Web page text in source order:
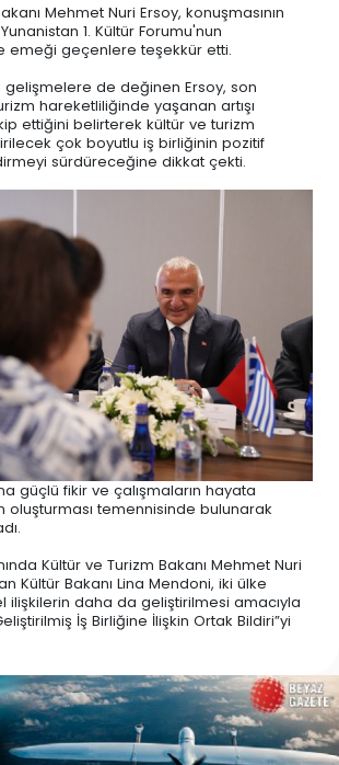
Mehmet Nuri Ersoy, konuşmasının
1. Kültür Forumu'nun
emeği geçenlere teşekkür etti.
gelişmelere de değinen Ersoy, son
hareketliliğinde yaşanan artışı
ettiğini belirterek kültür ve turizm
çok boyutlu iş birliğinin pozitif
sürdüreceğine dikkat çekti.
güçlü fikir ve çalışmaların hayata
temennisinde bulunarak
Kültür ve Turizm Bakanı Mehmet Nuri
Kültür Bakanı Lina Mendoni, iki ülke
ilişkilerin daha da geliştirilmesi amacıyla
İş Birliğine İlişkin Ortak Bildiri”yi